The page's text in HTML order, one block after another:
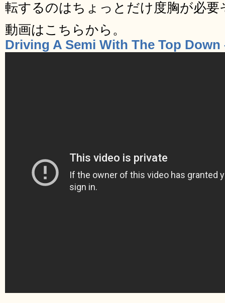
転するのはちょっとだけ度胸が必要
動画はこちらから。
Driving A Semi With The Top Down